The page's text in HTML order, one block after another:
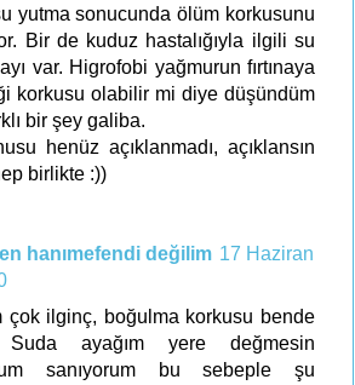
yutma sonucunda ölüm korkusunu
Bir de kuduz hastalığıyla ilgili su
var. Higrofobi yağmurun fırtınaya
korkusu olabilir mi diye düşündüm
bir şey galiba.
henüz açıklanmadı, açıklansın
birlikte :))
hanımefendi değilim 17 Haziran
çok ilginç, boğulma korkusu bende
ayağım yere değmesin
sanıyorum bu sebeple şu